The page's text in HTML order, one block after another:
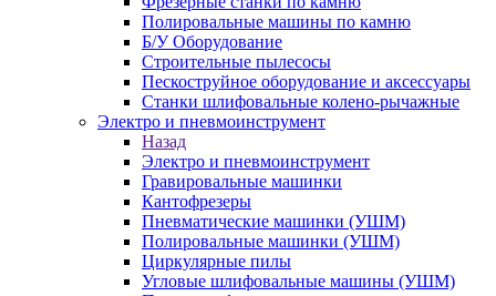
Полировальные машины по камню
Б/У Оборудование
Строительные пылесосы
Пескоструйное оборудование и аксессуары
Станки шлифовальные колено-рычажные
Электро и пневмоинструмент
Назад
Электро и пневмоинструмент
Гравировальные машинки
Кантофрезеры
Пневматические машинки (УШМ)
Полировальные машинки (УШМ)
Циркулярные пилы
Угловые шлифовальные машины (УШМ)